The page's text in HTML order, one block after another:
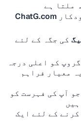
ملتا ہے
ChatG.com
کی جگہ کے لئے
کو اعلی درجہ
معیار فراہم
آپ کی فہرست کو
کے لئے ایک